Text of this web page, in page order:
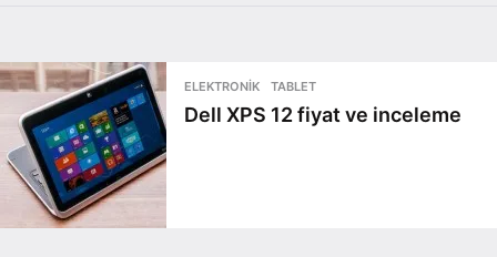
ELEKTRONIK ,TABLET
Dell XPS 12 fiyat ve inceleme